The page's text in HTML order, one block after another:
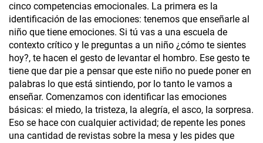
cinco competencias emocionales. La primera es la
identificación de las emociones: tenemos que enseñarle al
niño que tiene emociones. Si tú vas a una escuela de
contexto crítico y le preguntas a un niño ¿cómo te sientes
hoy?, te hacen el gesto de levantar el hombro. Ese gesto te
tiene que dar pie a pensar que este niño no puede poner en
palabras lo que está sintiendo, por lo tanto le vamos a
enseñar. Comenzamos con identificar las emociones
básicas: el miedo, la tristeza, la alegría, el asco, la sorpresa.
Eso se hace con cualquier actividad; de repente les pones
una cantidad de revistas sobre la mesa y les pides que